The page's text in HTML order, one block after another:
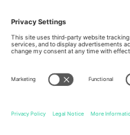
Mexico
Av Chapultepec 360, Roma
Norte, Cuauhtémoc, 06700
Ciudad de México, CDMX,
Mexico
პლატფორმის